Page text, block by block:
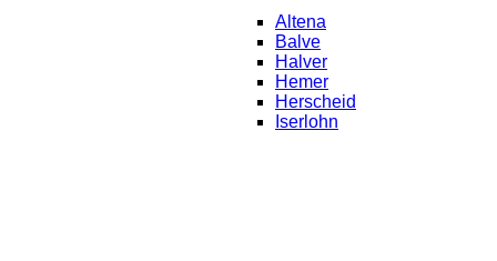
Altena
Balve
Halver
Hemer
Herscheid
Iserlohn